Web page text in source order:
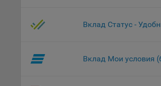
Вклад Статус -
Вклад Мои условия